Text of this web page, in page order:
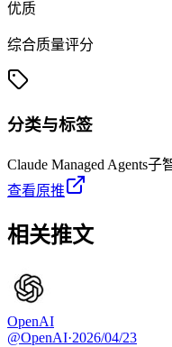
优质
综合质量评分
分类与标签
Claude Managed Agents子
查看原推
相关推文
OpenAI
@OpenAI·2026/04/23